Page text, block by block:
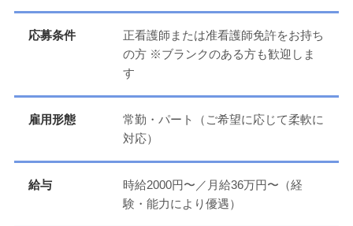
応募条件
正看護師または准看護師免許をお持ち
の方 ※ブランクのある方も歓迎しま
す
雇用形態
常勤・パート（ご希望に応じて柔軟に
対応）
給与
時給2000円〜／月給36万円〜（経
験・能力により優遇）